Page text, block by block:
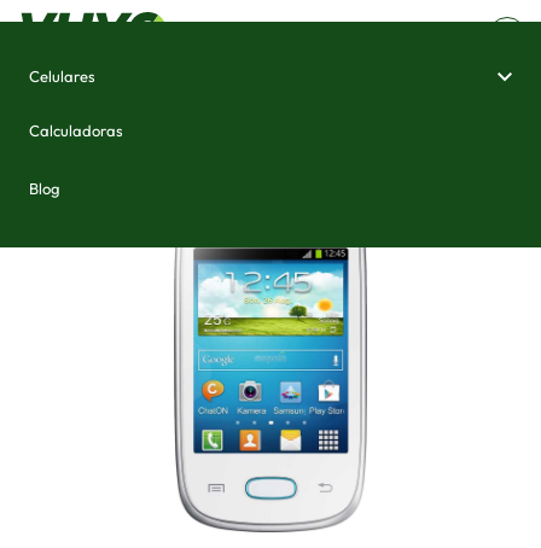
Celulares
Calculadoras
Blog
Samsung Galaxy Pocket Neo S5310